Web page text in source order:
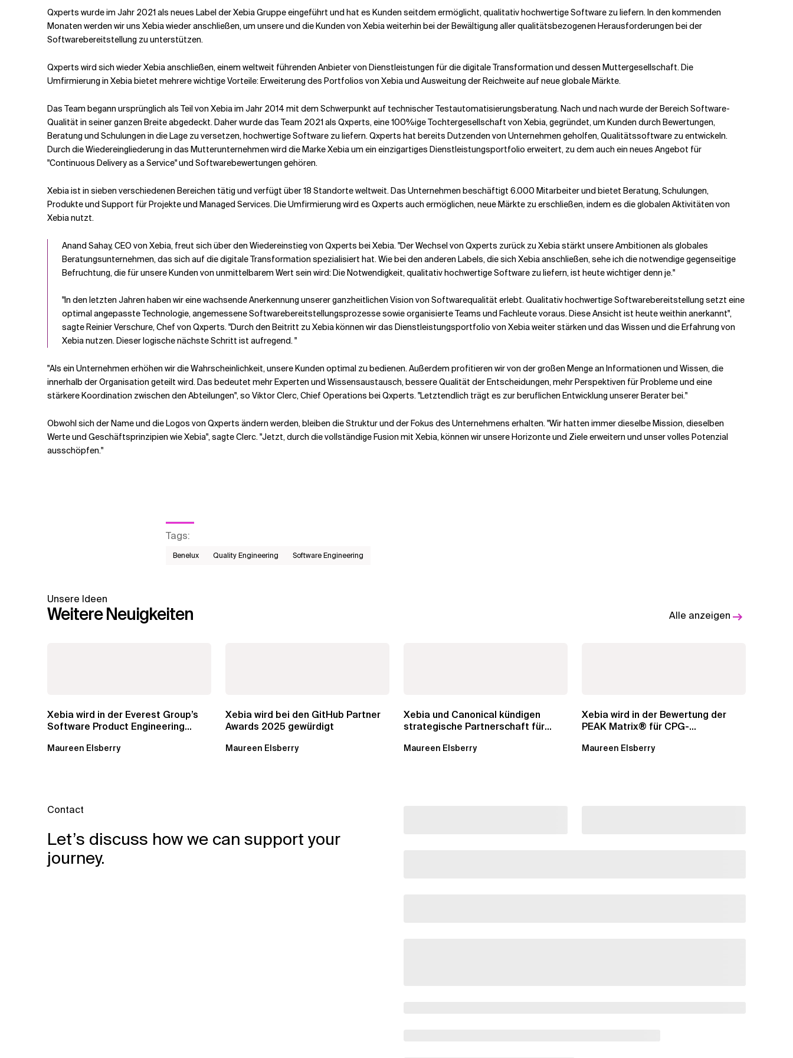
Verwandte Themen
Qxperts wurde im Jahr 2021 als neues Label der Xebia Gruppe eingeführt und hat es Kunden seitdem ermöglicht, qualitativ hochwertige Software zu liefern. In den kommenden
Monaten werden wir uns Xebia wieder anschließen, um unsere und die Kunden von Xebia weiterhin bei der Bewältigung aller qualitätsbezogenen Herausforderungen bei der
Softwarebereitstellung zu unterstützen.
Qxperts wird sich wieder Xebia anschließen, einem weltweit führenden Anbieter von Dienstleistungen für die digitale Transformation und dessen Muttergesellschaft. Die
Umfirmierung in Xebia bietet mehrere wichtige Vorteile: Erweiterung des Portfolios von Xebia und Ausweitung der Reichweite auf neue globale Märkte.
Das Team begann ursprünglich als Teil von Xebia im Jahr 2014 mit dem Schwerpunkt auf technischer Testautomatisierungsberatung. Nach und nach wurde der Bereich Software-
Qualität in seiner ganzen Breite abgedeckt. Daher wurde das Team 2021 als Qxperts, eine 100%ige Tochtergesellschaft von Xebia, gegründet, um Kunden durch Bewertungen,
Beratung und Schulungen in die Lage zu versetzen, hochwertige Software zu liefern. Qxperts hat bereits Dutzenden von Unternehmen geholfen, Qualitätssoftware zu entwickeln.
Durch die Wiedereingliederung in das Mutterunternehmen wird die Marke Xebia um ein einzigartiges Dienstleistungsportfolio erweitert, zu dem auch ein neues Angebot für
"Continuous Delivery as a Service" und Softwarebewertungen gehören.
Xebia ist in sieben verschiedenen Bereichen tätig und verfügt über 18 Standorte weltweit. Das Unternehmen beschäftigt 6.000 Mitarbeiter und bietet Beratung, Schulungen,
Produkte und Support für Projekte und Managed Services. Die Umfirmierung wird es Qxperts auch ermöglichen, neue Märkte zu erschließen, indem es die globalen Aktivitäten von
Xebia nutzt.
Anand Sahay, CEO von Xebia, freut sich über den Wiedereinstieg von Qxperts bei Xebia. "Der Wechsel von Qxperts zurück zu Xebia stärkt unsere Ambitionen als globales
Beratungsunternehmen, das sich auf die digitale Transformation spezialisiert hat. Wie bei den anderen Labels, die sich Xebia anschließen, sehe ich die notwendige gegenseitige
Befruchtung, die für unsere Kunden von unmittelbarem Wert sein wird: Die Notwendigkeit, qualitativ hochwertige Software zu liefern, ist heute wichtiger denn je."
"In den letzten Jahren haben wir eine wachsende Anerkennung unserer ganzheitlichen Vision von Softwarequalität erlebt. Qualitativ hochwertige Softwarebereitstellung setzt eine
optimal angepasste Technologie, angemessene Softwarebereitstellungsprozesse sowie organisierte Teams und Fachleute voraus. Diese Ansicht ist heute weithin anerkannt",
sagte Reinier Verschure, Chef von Qxperts. "Durch den Beitritt zu Xebia können wir das Dienstleistungsportfolio von Xebia weiter stärken und das Wissen und die Erfahrung von
Xebia nutzen. Dieser logische nächste Schritt ist aufregend."
"Als ein Unternehmen erhöhen wir die Wahrscheinlichkeit, unsere Kunden optimal zu bedienen. Außerdem profitieren wir von der großen Menge an Informationen und Wissen, die
innerhalb der Organisation geteilt wird. Das bedeutet mehr Experten und Wissensaustausch, bessere Qualität der Entscheidungen, mehr Perspektiven für Probleme und eine
stärkere Koordination zwischen den Abteilungen", so Viktor Clerc, Chief Operations bei Qxperts. "Letztendlich trägt es zur beruflichen Entwicklung unserer Berater bei."
Obwohl sich der Name und die Logos von Qxperts ändern werden, bleiben die Struktur und der Fokus des Unternehmens erhalten. "Wir hatten immer dieselbe Mission, dieselben
Werte und Geschäftsprinzipien wie Xebia", sagte Clerc. "Jetzt, durch die vollständige Fusion mit Xebia, können wir unsere Horizonte und Ziele erweitern und unser volles Potenzial
ausschöpfen."
Tags:
Benelux Quality Engineering Software Engineering
Unsere Ideen
Weitere Neuigkeiten Alle anzeigen
Xebia wird in der Everest Group’s
Software Product Engineering
Maureen Elsberry
Xebia wird bei den GitHub Partner
Awards 2025 gewürdigt
Maureen Elsberry
Xebia und Canonical kündigen
strategische Partnerschaft für
Maureen Elsberry
Xebia wird in der Bewertung der
PEAK Matrix® für CPG-
Maureen Elsberry
Contact
Let’s discuss how we can support your
journey.